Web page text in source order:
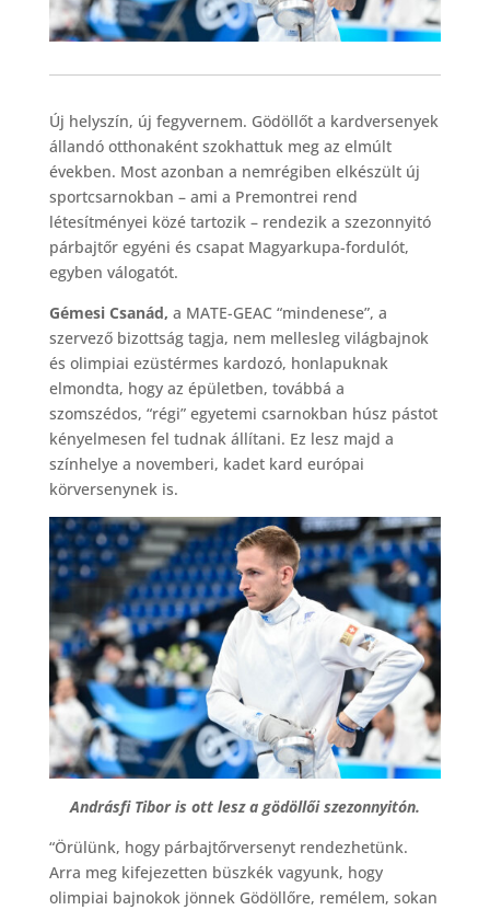
Új helyszín, új fegyvernem. Gödöllőt a kardversenyek
állandó otthonaként szokhattuk meg az elmúlt
években. Most azonban a nemrégiben elkészült új
sportcsarnokban – ami a Premontrei rend
létesítményei közé tartozik – rendezik a szezonnyitó
párbajtőr egyéni és csapat Magyarkupa-fordulót,
egyben válogatót.
Gémesi Csanád, a MATE-GEAC “mindenese”, a
szervező bizottság tagja, nem mellesleg világbajnok
és olimpiai ezüstérmes kardozó, honlapuknak
elmondta, hogy az épületben, továbbá a
szomszédos, “régi” egyetemi csarnokban húsz pástot
kényelmesen fel tudnak állítani. Ez lesz majd a
színhelye a novemberi, kadet kard európai
körversenynek is.
Andrásfi Tibor is ott lesz a gödöllői szezonnyitón.
“Örülünk, hogy párbajtőrversenyt rendezhetünk.
Arra meg kifejezetten büszkék vagyunk, hogy
olimpiai bajnokok jönnek Gödöllőre, remélem, sokan